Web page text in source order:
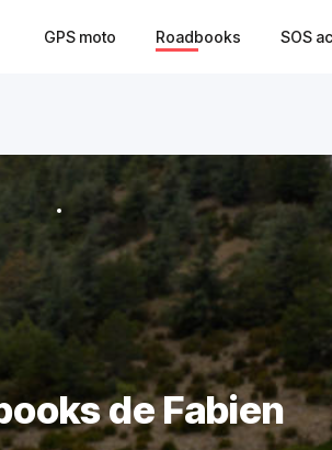
GPS moto Roadbooks SOS
de Fabien